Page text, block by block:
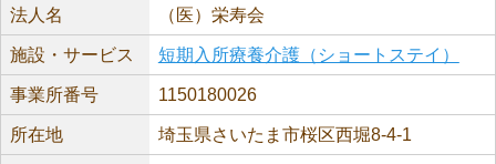
法人名 （医）栄寿会
施設・サービス 短期入所療養介護（ショートステイ）
事業所番号 1150180026
所在地 埼玉県さいたま市桜区西堀8-4-1